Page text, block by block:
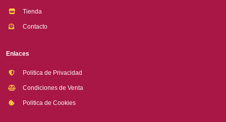
Tienda
Contacto
Enlaces
Politica de Privacidad
Condiciones de Venta
Politica de Cookies